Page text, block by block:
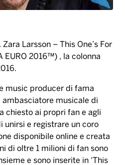
Larsson – This One’s For
EURO 2016™) , la colonna
music producer di fama
ambasciatore musicale di
chiesto ai propri fan e agli
unirsi e registrare un coro
disponibile online e creata
di oltre 1 milioni di fan sono
e sono inserite in ‘This